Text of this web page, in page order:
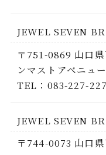
JEWEL SEVEN
〒751-0869 山口
ンマストアベニュ
TEL：083-227-
JEWEL SEVEN
〒744-0073 山口